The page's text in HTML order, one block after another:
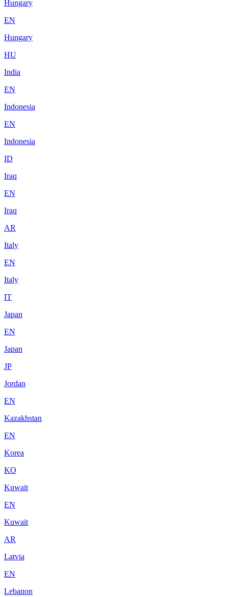
Hungary
EN
Hungary
HU
India
EN
Indonesia
EN
Indonesia
ID
Iraq
EN
Iraq
AR
Italy
EN
Italy
IT
Japan
EN
Japan
JP
Jordan
EN
Kazakhstan
EN
Korea
KO
Kuwait
EN
Kuwait
AR
Latvia
EN
Lebanon